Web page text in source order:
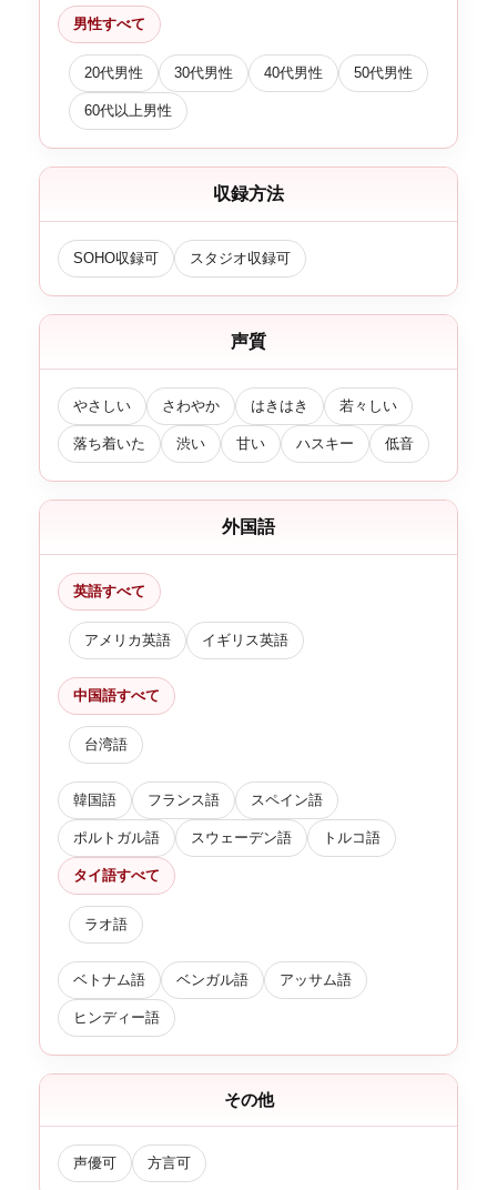
男性すべて
20代男性 30代男性 40代男性 50代男性
60代以上男性
収録方法
SOHO収録可 スタジオ収録可
声質
やさしい さわやか はきはき 若々しい
落ち着いた 渋い 甘い ハスキー 低音
外国語
英語すべて
アメリカ英語 イギリス英語
中国語すべて
台湾語
韓国語 フランス語 スペイン語
ポルトガル語 スウェーデン語 トルコ語
タイ語すべて
ラオ語
ベトナム語 ベンガル語 アッサム語
ヒンディー語
その他
声優可 方言可